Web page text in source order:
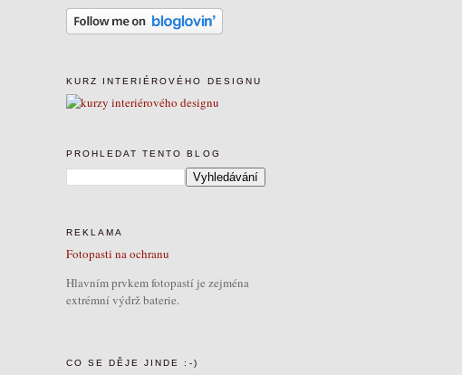
KURZ INTERIÉROVÉHO DESIGNU
PROHLEDAT TENTO BLOG
REKLAMA
Fotopasti na ochranu
Hlavním prvkem fotopastí je zejména
extrémní výdrž baterie.
CO SE DĚJE JINDE :-)